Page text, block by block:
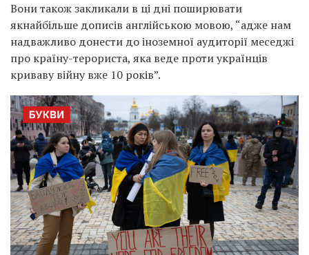
Вони також закликали в ці дні поширювати
якнайбільше дописів англійською мовою, “адже нам
надважливо донести до іноземної аудиторії меседжі
про країну-терориста, яка веде проти українців
криваву війну вже 10 років”.